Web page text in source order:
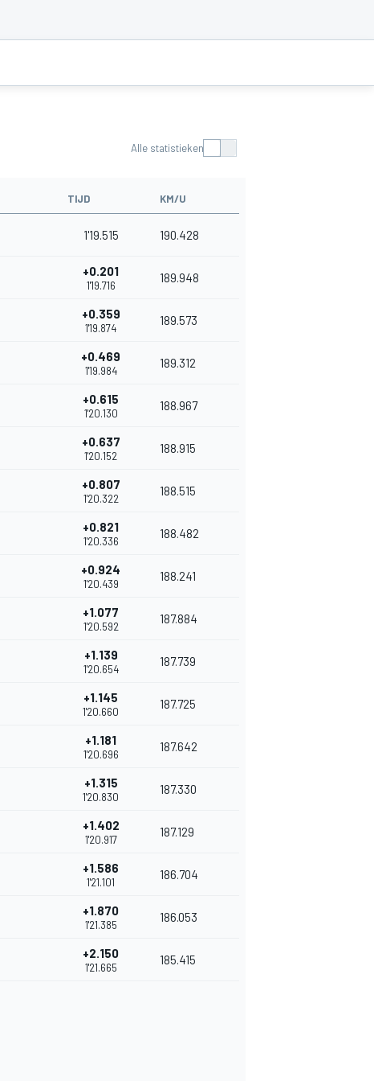
Alle statistieken
TIJD KM/U
1'19.515 190.428
+0.201
1'19.716
189.948
+0.359
1'19.874
189.573
+0.469
1'19.984
189.312
+0.615
1'20.130
188.967
+0.637
1'20.152
188.915
+0.807
1'20.322
188.515
+0.821
1'20.336
188.482
+0.924
1'20.439
188.241
+1.077
1'20.592
187.884
+1.139
1'20.654
187.739
+1.145
1'20.660
187.725
+1.181
1'20.696
187.642
+1.315
1'20.830
187.330
+1.402
1'20.917
187.129
+1.586
1'21.101
186.704
+1.870
1'21.385
186.053
+2.150
1'21.665
185.415